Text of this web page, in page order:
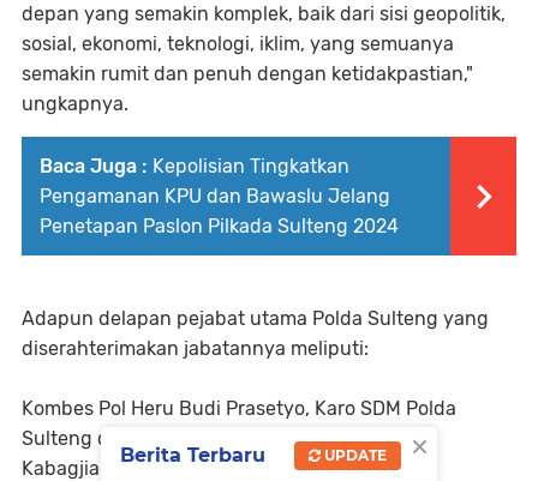
depan yang semakin komplek, baik dari sisi geopolitik,
sosial, ekonomi, teknologi, iklim, yang semuanya
semakin rumit dan penuh dengan ketidakpastian,"
ungkapnya.
Baca Juga : Kepolisian Tingkatkan
Pengamanan KPU dan Bawaslu Jelang
Penetapan Paslon Pilkada Sulteng 2024
Adapun delapan pejabat utama Polda Sulteng yang
diserahterimakan jabatannya meliputi:
Kombes Pol Heru Budi Prasetyo, Karo SDM Polda
Sulteng diangkat dalam jabatan baru sebagai
Kabagjiansis Rojianstra SSDM Polri. Posisinya×
Berita Terbaru UPDATE